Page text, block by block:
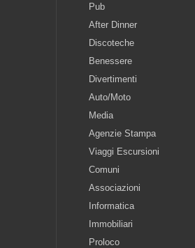
Pub
After Dinner
Discoteche
Benessere
Divertimenti
Auto/Moto
Media
Agenzie Stampa
Viaggi Escursioni
Comuni
Associazioni
Informatica
Immobiliari
Proloco